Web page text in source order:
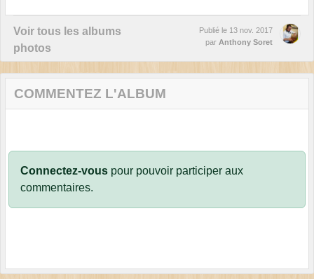
Voir tous les albums
photos
Publié le 13 nov. 2017
par Anthony Soret
COMMENTEZ L'ALBUM
Connectez-vous pour pouvoir participer aux
commentaires.